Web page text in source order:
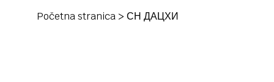
Početna stranica > СН ДАЦХИ